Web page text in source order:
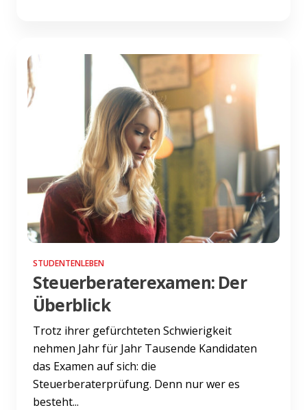
STUDENTENLEBEN
Steuerberaterexamen: Der
Überblick
Trotz ihrer gefürchteten Schwierigkeit
nehmen Jahr für Jahr Tausende Kandidaten
das Examen auf sich: die
Steuerberaterprüfung. Denn nur wer es
besteht...